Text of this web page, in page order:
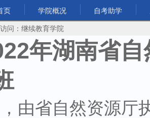
页 学院概况 自考助学
问：继续教育学院
年湖南省
由省自然资源厅